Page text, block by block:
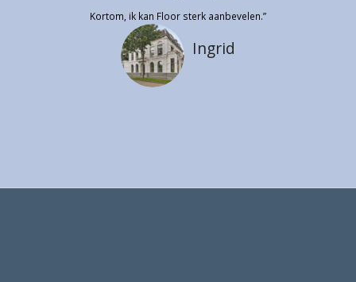
Kortom, ik kan Floor sterk aanbevelen.”
Ingrid